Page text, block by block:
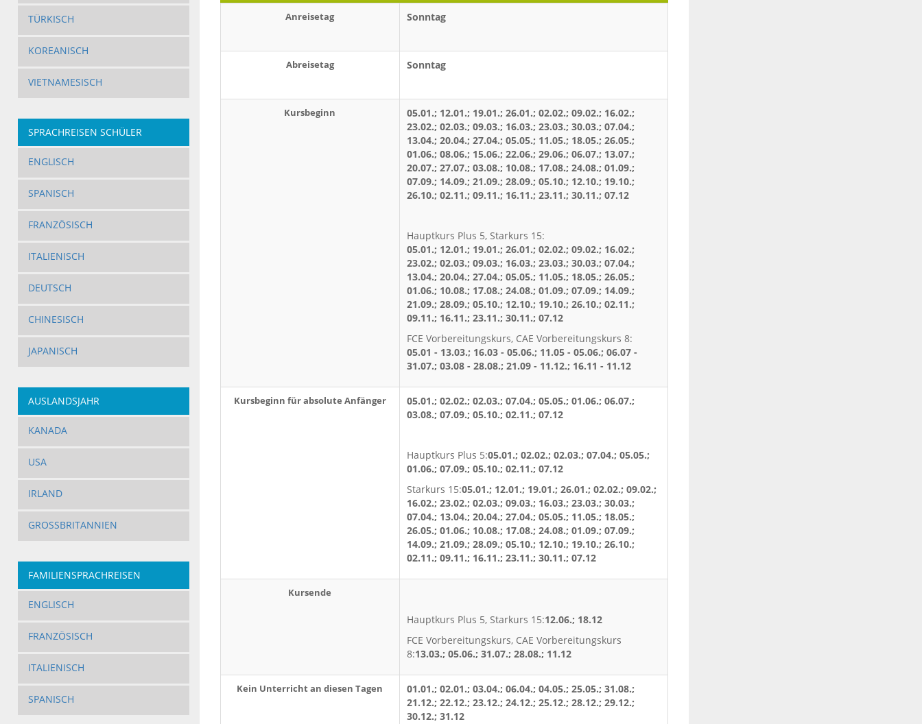
TÜRKISCH
KOREANISCH
VIETNAMESISCH
SPRACHREISEN SCHÜLER
ENGLISCH
SPANISCH
FRANZÖSISCH
ITALIENISCH
DEUTSCH
CHINESISCH
JAPANISCH
AUSLANDSJAHR
KANADA
USA
IRLAND
GROSSBRITANNIEN
FAMILIENSPRACHREISEN
ENGLISCH
FRANZÖSISCH
ITALIENISCH
SPANISCH
Anreisetag Sonntag
Abreisetag Sonntag
Kursbeginn
05.01.; 12.01.; 19.01.; 26.01.; 02.02.; 09.02.; 16.02.;
23.02.; 02.03.; 09.03.; 16.03.; 23.03.; 30.03.; 07.04.;
13.04.; 20.04.; 27.04.; 05.05.; 11.05.; 18.05.; 26.05.;
01.06.; 08.06.; 15.06.; 22.06.; 29.06.; 06.07.; 13.07.;
20.07.; 27.07.; 03.08.; 10.08.; 17.08.; 24.08.; 01.09.;
07.09.; 14.09.; 21.09.; 28.09.; 05.10.; 12.10.; 19.10.;
26.10.; 02.11.; 09.11.; 16.11.; 23.11.; 30.11.; 07.12
Hauptkurs Plus 5, Starkurs 15:
05.01.; 12.01.; 19.01.; 26.01.; 02.02.; 09.02.; 16.02.;
23.02.; 02.03.; 09.03.; 16.03.; 23.03.; 30.03.; 07.04.;
13.04.; 20.04.; 27.04.; 05.05.; 11.05.; 18.05.; 26.05.;
01.06.; 10.08.; 17.08.; 24.08.; 01.09.; 07.09.; 14.09.;
21.09.; 28.09.; 05.10.; 12.10.; 19.10.; 26.10.; 02.11.;
09.11.; 16.11.; 23.11.; 30.11.; 07.12
FCE Vorbereitungskurs, CAE Vorbereitungskurs 8:
05.01 - 13.03.; 16.03 - 05.06.; 11.05 - 05.06.; 06.07 -
31.07.; 03.08 - 28.08.; 21.09 - 11.12.; 16.11 - 11.12
Kursbeginn für absolute Anfänger
05.01.; 02.02.; 02.03.; 07.04.; 05.05.; 01.06.; 06.07.;
03.08.; 07.09.; 05.10.; 02.11.; 07.12
Hauptkurs Plus 5:05.01.; 02.02.; 02.03.; 07.04.; 05.05.;
01.06.; 07.09.; 05.10.; 02.11.; 07.12
Starkurs 15:05.01.; 12.01.; 19.01.; 26.01.; 02.02.; 09.02.;
16.02.; 23.02.; 02.03.; 09.03.; 16.03.; 23.03.; 30.03.;
07.04.; 13.04.; 20.04.; 27.04.; 05.05.; 11.05.; 18.05.;
26.05.; 01.06.; 10.08.; 17.08.; 24.08.; 01.09.; 07.09.;
14.09.; 21.09.; 28.09.; 05.10.; 12.10.; 19.10.; 26.10.;
02.11.; 09.11.; 16.11.; 23.11.; 30.11.; 07.12
Kursende
Hauptkurs Plus 5, Starkurs 15:12.06.; 18.12
FCE Vorbereitungskurs, CAE Vorbereitungskurs
8:13.03.; 05.06.; 31.07.; 28.08.; 11.12
Kein Unterricht an diesen Tagen
01.01.; 02.01.; 03.04.; 06.04.; 04.05.; 25.05.; 31.08.;
21.12.; 22.12.; 23.12.; 24.12.; 25.12.; 28.12.; 29.12.;
30.12.; 31.12